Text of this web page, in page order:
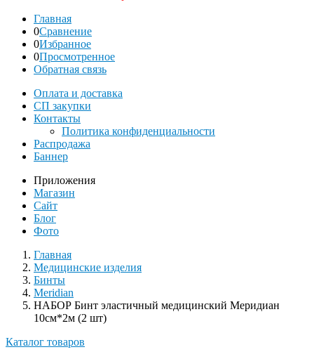
Главная
0Сравнение
0Избранное
0Просмотренное
Обратная связь
Оплата и доставка
СП закупки
Контакты
Политика конфиденциальности
Распродажа
Баннер
Приложения
Магазин
Сайт
Блог
Фото
Главная
Медицинские изделия
Бинты
Meridian
НАБОР Бинт эластичный медицинский Меридиан
10см*2м (2 шт)
Каталог товаров